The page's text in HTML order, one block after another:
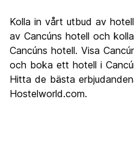
Kultur
Festa
Värde för pengarna
Kolla in vårt utbud av
av Cancúns hotell och
Cancúns hotell. Visa
och boka ett hotell i
Hitta de bästa
Hostelworld.com.